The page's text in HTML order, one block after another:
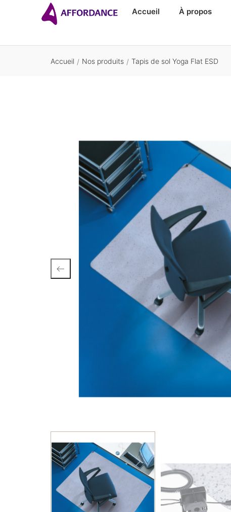
Accueil À propos
Accueil / Nos produits / Tapis de sol Yoga Flat ESD